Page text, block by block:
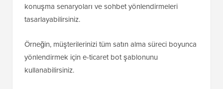
konuşma senaryoları ve sohbet yönlendirmeleri
tasarlayabilirsiniz.
Örneğin, müşterilerinizi tüm satın alma süreci boyunca
yönlendirmek için e-ticaret bot şablonunu
kullanabilirsiniz.